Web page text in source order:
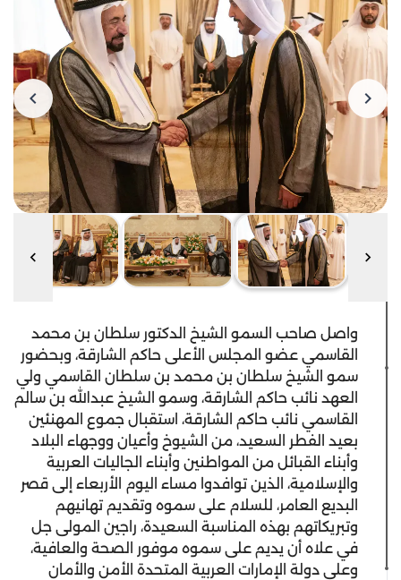
واصل صاحب السمو الشيخ الدكتور سلطان بن محمد
القاسمي عضو المجلس الأعلى حاكم الشارقة، وبحضور
سمو الشيخ سلطان بن محمد بن سلطان القاسمي ولي
العهد نائب حاكم الشارقة، وسمو الشيخ عبدالله بن سالم
القاسمي نائب حاكم الشارقة، استقبال جموع المهنئين
بعيد الفطر السعيد، من الشيوخ وأعيان ووجهاء البلاد
وأبناء القبائل من المواطنين وأبناء الجاليات العربية
والإسلامية، الذين توافدوا مساء اليوم الأربعاء إلى قصر
البديع العامر، للسلام على سموه وتقديم تهانيهم
وتبريكاتهم بهذه المناسبة السعيدة، راجين المولى جل
في علاه أن يديم على سموه موفور الصحة والعافية،
وعلى دولة الإمارات العربية المتحدة الأمن والأمان